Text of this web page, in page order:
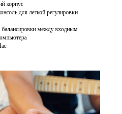
корпус
для легкой регулировки
между входным